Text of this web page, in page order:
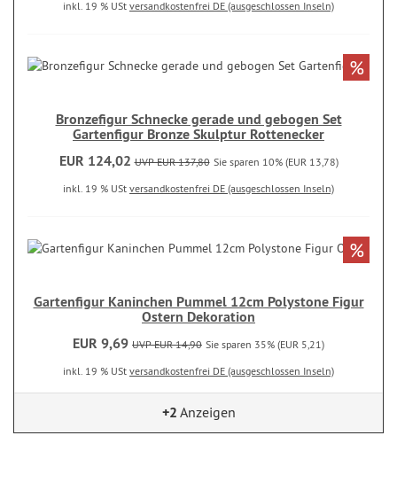
inkl. 19 % USt versandkostenfrei DE (ausgeschlossen Inseln)
Bronzefigur Schnecke gerade und gebogen Set
Gartenfigur Bronze Skulptur Rottenecker
EUR 124,02 UVP EUR 137,80 Sie sparen 10% (EUR 13,78)
inkl. 19 % USt versandkostenfrei DE (ausgeschlossen Inseln)
%
Gartenfigur Kaninchen Pummel 12cm Polystone Figur
Ostern Dekoration
EUR 9,69 UVP EUR 14,90 Sie sparen 35% (EUR 5,21)
inkl. 19 % USt versandkostenfrei DE (ausgeschlossen Inseln)
%
+2 Anzeigen